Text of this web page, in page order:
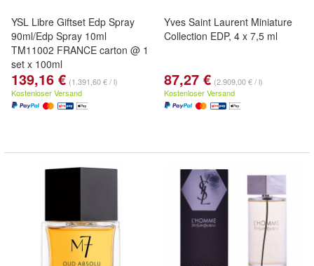
YSL Libre Giftset Edp Spray
90ml/Edp Spray 10ml
TM11002 FRANCE carton @ 1
set x 100ml
139,16 € (1.391,60 € / l)
Kostenloser Versand
Yves Saint Laurent Miniature
Collection EDP, 4 x 7,5 ml
87,27 € (2.909,00 € / l)
Kostenloser Versand